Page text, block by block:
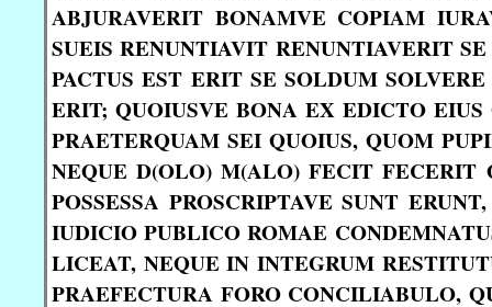
ABJURAVERIT BONAMVE COPIAM
SUEIS RENUNTIAVIT RENUNTIAVERIT
PACTUS EST ERIT SE SOLDUM
ERIT; QUOIUSVE BONA EX EDICTO
PRAETERQUAM SEI QUOIUS, QUOM
NEQUE D(OLO) M(ALO) FECIT FECERIT
POSSESSA PROSCRIPTAVE SUNT
IUDICIO PUBLICO ROMAE
LICEAT, NEQUE IN INTEGRUM
PRAEFECTURA FORO CONCILIABULO,